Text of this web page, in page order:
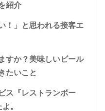
紹介
！」と思われる接客エ
すか？美味しいビール
たいこと
ス『レストランボー
。